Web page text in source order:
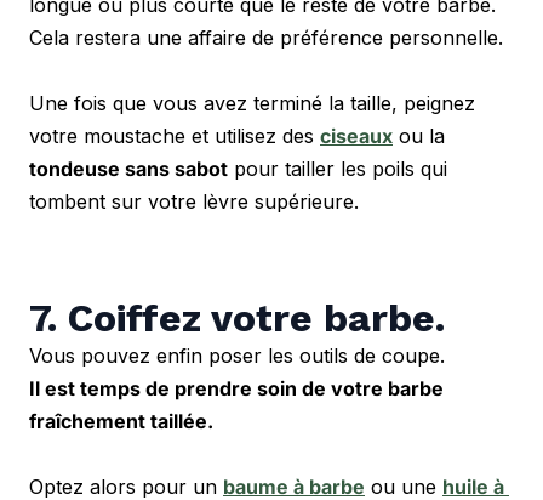
Cela restera une affaire de préférence personnelle.
Une fois que vous avez terminé la taille, peignez
votre moustache et utilisez des ciseaux
tondeuse sans sabot pour tailler les poils qui
tombent sur votre lèvre supérieure.
7. Coiffez votre barbe.
Vous pouvez enfin poser les outils de coupe.
Il est temps de prendre soin de votre barbe
fraîchement taillée.
Optez alors pour un baume à barbe ou une huile à